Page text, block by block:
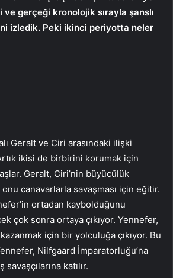
ve gerçeği kronolojik sırayla şanslı
izledik. Peki ikinci periyotta neler
Geralt ve Ciri arasındaki ilişki
ikisi de birbirini korumak için
Geralt, Ciri’nin büyücülük
canavarlarla savaşması için eğitir.
ortadan kaybolduğunu
çok sonra ortaya çıkıyor. Yennefer,
için bir yolculuğa çıkıyor. Bu
Nilfgaard İmparatorluğu’na
katılır.